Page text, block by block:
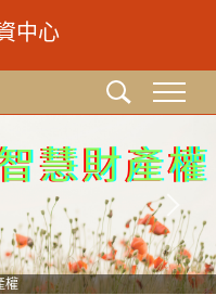
中心
權